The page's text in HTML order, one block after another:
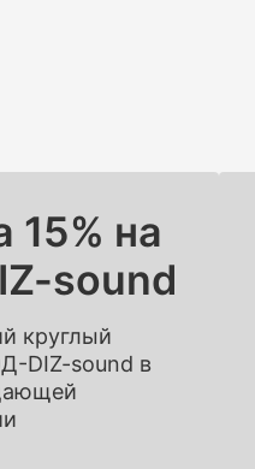
15% на
sound
круглый
DIZ-sound в